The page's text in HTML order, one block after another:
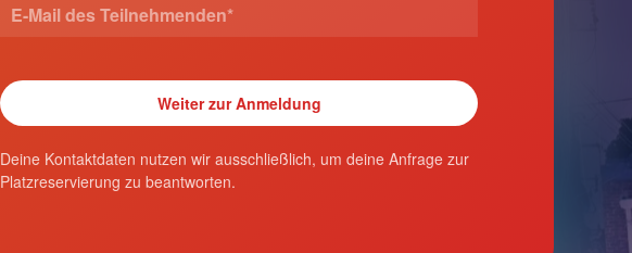
Deine Kontaktdaten nutzen wir ausschließlich, um deine Anfrage zur
Platzreservierung zu beantworten.